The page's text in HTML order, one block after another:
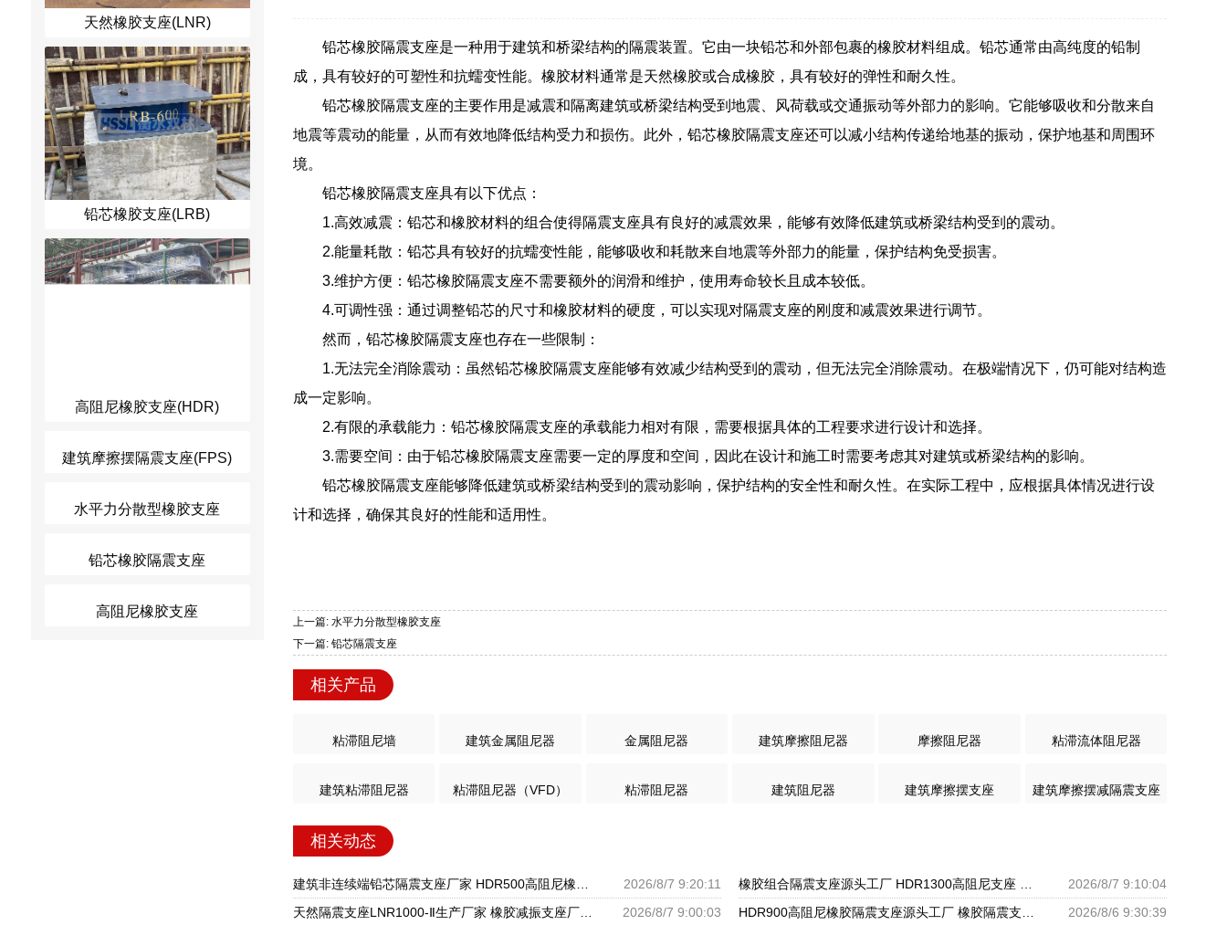
天然橡胶支座(LNR)
铅芯橡胶支座(LRB)
高阻尼橡胶支座(HDR)
建筑摩擦摆隔震支座(FPS)
水平力分散型橡胶支座
铅芯橡胶隔震支座
高阻尼橡胶支座
铅芯橡胶隔震支座是一种用于建筑和桥梁结构的隔震装置。它由一块铅芯和外部包裹的橡胶材料组成。铅芯通常由高纯度的铅制
成，具有较好的可塑性和抗蠕变性能。橡胶材料通常是天然橡胶或合成橡胶，具有较好的弹性和耐久性。
铅芯橡胶隔震支座的主要作用是减震和隔离建筑或桥梁结构受到地震、风荷载或交通振动等外部力的影响。它能够吸收和分散来自
地震等震动的能量，从而有效地降低结构受力和损伤。此外，铅芯橡胶隔震支座还可以减小结构传递给地基的振动，保护地基和周围环
境。
铅芯橡胶隔震支座具有以下优点：
1.高效减震：铅芯和橡胶材料的组合使得隔震支座具有良好的减震效果，能够有效降低建筑或桥梁结构受到的震动。
2.能量耗散：铅芯具有较好的抗蠕变性能，能够吸收和耗散来自地震等外部力的能量，保护结构免受损害。
3.维护方便：铅芯橡胶隔震支座不需要额外的润滑和维护，使用寿命较长且成本较低。
4.可调性强：通过调整铅芯的尺寸和橡胶材料的硬度，可以实现对隔震支座的刚度和减震效果进行调节。
然而，铅芯橡胶隔震支座也存在一些限制：
1.无法完全消除震动：虽然铅芯橡胶隔震支座能够有效减少结构受到的震动，但无法完全消除震动。在极端情况下，仍可能对结构造
成一定影响。
2.有限的承载能力：铅芯橡胶隔震支座的承载能力相对有限，需要根据具体的工程要求进行设计和选择。
3.需要空间：由于铅芯橡胶隔震支座需要一定的厚度和空间，因此在设计和施工时需要考虑其对建筑或桥梁结构的影响。
铅芯橡胶隔震支座能够降低建筑或桥梁结构受到的震动影响，保护结构的安全性和耐久性。在实际工程中，应根据具体情况进行设
计和选择，确保其良好的性能和适用性。
上一篇: 水平力分散型橡胶支座
下一篇: 铅芯隔震支座
相关产品
粘滞阻尼墙 建筑金属阻尼器 金属阻尼器 建筑摩擦阻尼器 摩擦阻尼器 粘滞流体阻尼器
建筑粘滞阻尼器 粘滞阻尼器（VFD） 粘滞阻尼器 建筑阻尼器 建筑摩擦摆支座 建筑摩擦摆减隔震支座
相关动态
2026/8/7 9:20:11
2026/8/7 9:10:04
天然隔震支座LNR1000-Ⅱ生产厂家 橡胶减振支座厂家 HDR600隔震支座厂家
2026/8/7 9:00:03 2026/8/6 9:30:39